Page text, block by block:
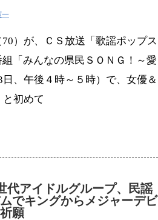
一
）が、ＣＳ放送「歌謡ポップス
「みんなの県民ＳＯＮＧ！～愛
、午後４時～５時）で、女優＆
初めて
アイドルグループ、民謡
でキングからメジャーデビ
願